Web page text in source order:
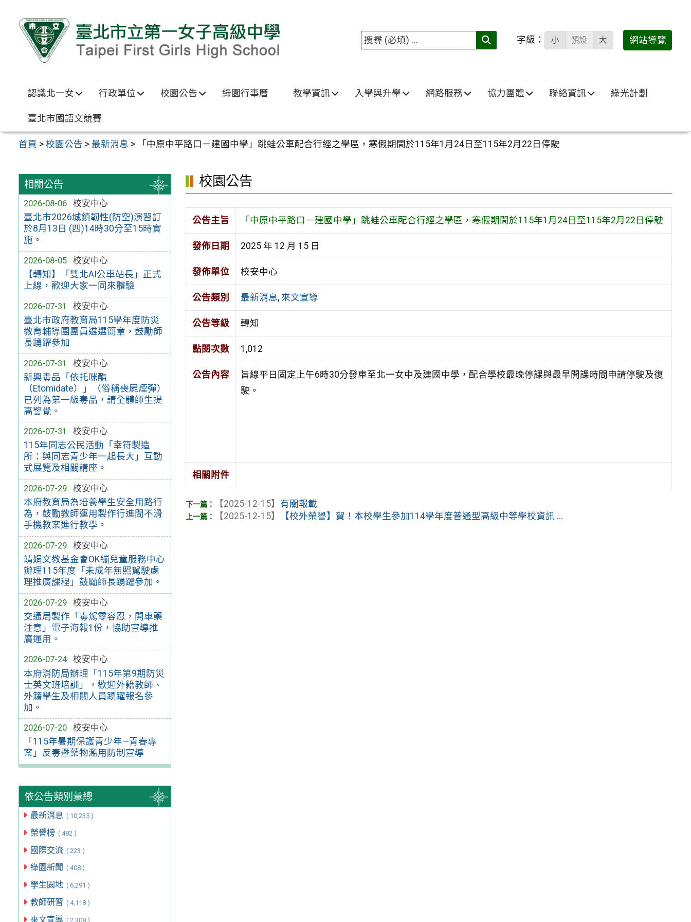
搜
填)：
字級： 小 預設 大 網站導覽
認識北一女 行政單位 校園公告 綠園行事曆 教學資訊 入學與升學 網路服務 協力團體 聯絡資訊 綠光計劃
臺北市國語文競賽
首頁 >校園公告 > 最新消息 > 「中原中平路口－建國中學」跳蛙公車配合行經之學區，寒假期間於115年1月24日至115年2月22日停駛
相關公告
2026-08-06
校安中心
臺北市2026城鎮韌性(防空)演習訂
於8月13日 (四)14時30分至15時實
施。
2026-08-05
校安中心
【轉知】「雙北AI公車站長」正式
上線，歡迎大家一同來體驗
2026-07-31
校安中心
臺北市政府教育局115學年度防災
教育輔導團團員遴選簡章，鼓勵師
長踴躍參加
2026-07-31
校安中心
新興毒品「依托咪酯
（Etomidate）」（俗稱喪屍煙彈）
已列為第一級毒品，請全體師生提
高警覺。
2026-07-31
校安中心
115年同志公民活動「幸符製造
所：與同志青少年一起長大」互動
式展覽及相關講座。
2026-07-29
校安中心
本府教育局為培養學生安全用路行
為，鼓勵教師運用製作行進間不滑
手機教案進行教學。
2026-07-29
校安中心
靖娟文教基金會OK繃兒童服務中心
辦理115年度「未成年無照駕駛處
理推廣課程」鼓勵師長踴躍參加。
2026-07-29
校安中心
交通局製作「毒駕零容忍，開車藥
注意」電子海報1份，協助宣導推
廣運用。
2026-07-24
校安中心
本府消防局辦理「115年第9期防災
士英文班培訓」，歡迎外籍教師、
外籍學生及相關人員踴躍報名參
加。
2026-07-20
校安中心
「115年暑期保護青少年—青春專
案」反毒暨藥物濫用防制宣導
依公告類別彙總
最新消息 ( 10,235 )
榮譽榜 ( 482 )
國際交流 ( 223 )
綠園新聞 ( 408 )
學生園地 ( 6,291 )
教師研習 ( 4,118 )
來文宣導 ( 2,308 )
校園公告
公告主旨 「中原中平路口－建國中學」跳蛙公車配合行經之學區，寒假期間於115年1月24日至115年2月22日停駛
發佈日期 2025 年 12 月 15 日
發佈單位 校安中心
公告類別 最新消息, 來文宣導
公告等級 轉知
點閱次數 1,012
公告內容
旨線平日固定上午6時30分發車至北一女中及建國中學，配合學校最晚停課與最早開課時間申請停駛及復
駛。
相關附件
【2025-12-15】 有關報載
【2025-12-15】
【校外榮譽】賀！本校學生參加114學年度普通型高級中等學校資訊 ...